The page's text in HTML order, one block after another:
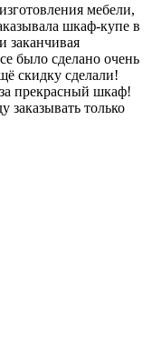
мебели,
шкаф-купе в
заканчивая
было сделано очень
скидку сделали!
за прекрасный шкаф!
заказывать только